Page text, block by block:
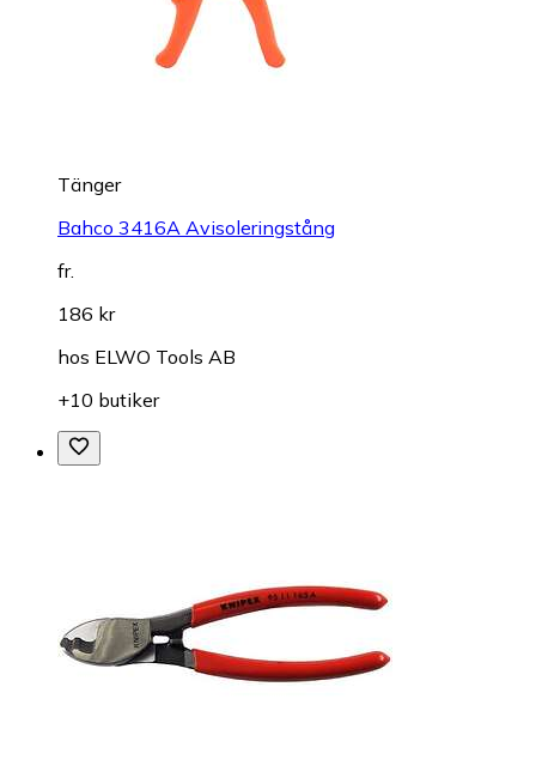
Tänger
Bahco 3416A Avisoleringstång
fr.
186 kr
hos ELWO Tools AB
+10 butiker